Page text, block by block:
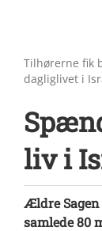
Tilhørerne fik
dagliglivet i
liv i
Ældre Sagen
samlede 80